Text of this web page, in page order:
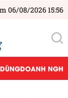
06/08/2026 15:56
DOANH